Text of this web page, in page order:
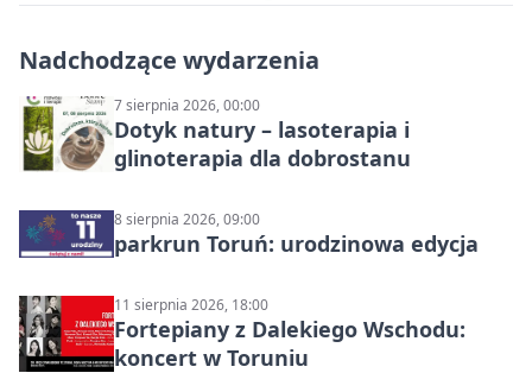
Nadchodzące wydarzenia
7 sierpnia 2026, 00:00
Dotyk natury – lasoterapia i
glinoterapia dla dobrostanu
8 sierpnia 2026, 09:00
parkrun Toruń: urodzinowa edycja
11 sierpnia 2026, 18:00
Fortepiany z Dalekiego Wschodu:
koncert w Toruniu